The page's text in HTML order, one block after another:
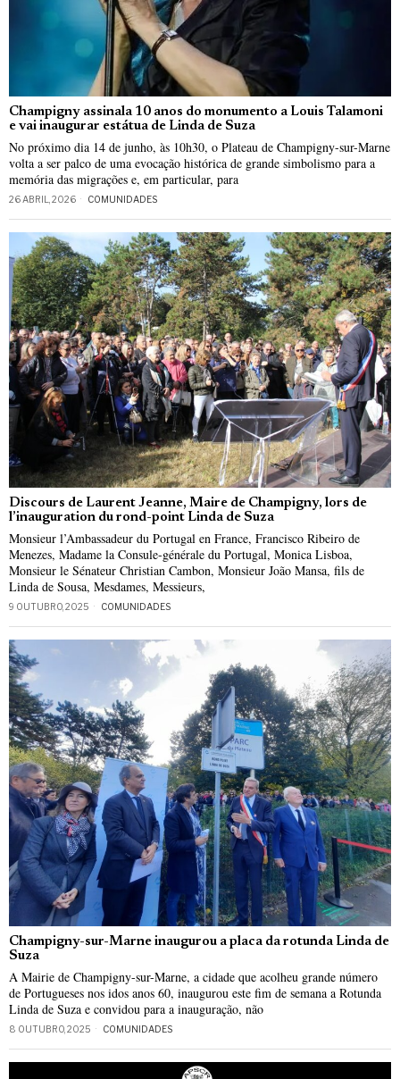
Champigny assinala 10 anos do monumento a Louis Talamoni
e vai inaugurar estátua de Linda de Suza
No próximo dia 14 de junho, às 10h30, o Plateau de Champigny-sur-Marne
volta a ser palco de uma evocação histórica de grande simbolismo para a
memória das migrações e, em particular, para
26 ABRIL, 2026 COMUNIDADES
Discours de Laurent Jeanne, Maire de Champigny, lors de
l’inauguration du rond-point Linda de Suza
Monsieur l’Ambassadeur du Portugal en France, Francisco Ribeiro de
Menezes, Madame la Consule-générale du Portugal, Monica Lisboa,
Monsieur le Sénateur Christian Cambon, Monsieur João Mansa, fils de
Linda de Sousa, Mesdames, Messieurs,
9 OUTUBRO, 2025 COMUNIDADES
Champigny-sur-Marne inaugurou a placa da rotunda Linda de
Suza
A Mairie de Champigny-sur-Marne, a cidade que acolheu grande número
de Portugueses nos idos anos 60, inaugurou este fim de semana a Rotunda
Linda de Suza e convidou para a inauguração, não
8 OUTUBRO, 2025 COMUNIDADES